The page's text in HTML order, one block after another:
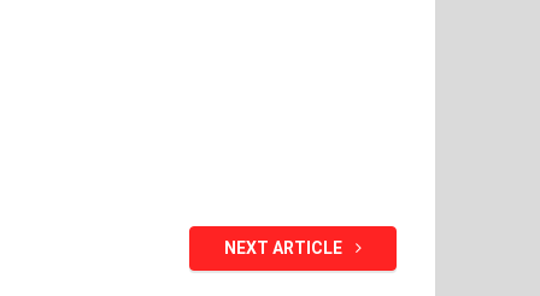
NEXT ARTICLE